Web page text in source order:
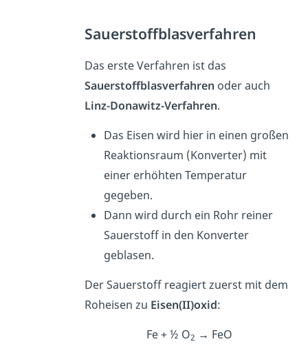
Sauerstoffblasverfahren
Das erste Verfahren ist das
Sauerstoffblasverfahren oder auch
Linz-Donawitz-Verfahren.
Das Eisen wird hier in einen großen
Reaktionsraum (Konverter) mit
einer erhöhten Temperatur
gegeben.
Dann wird durch ein Rohr reiner
Sauerstoff in den Konverter
geblasen.
Der Sauerstoff reagiert zuerst mit dem
Roheisen zu Eisen(II)oxid:
Fe + ½ O2 → FeO